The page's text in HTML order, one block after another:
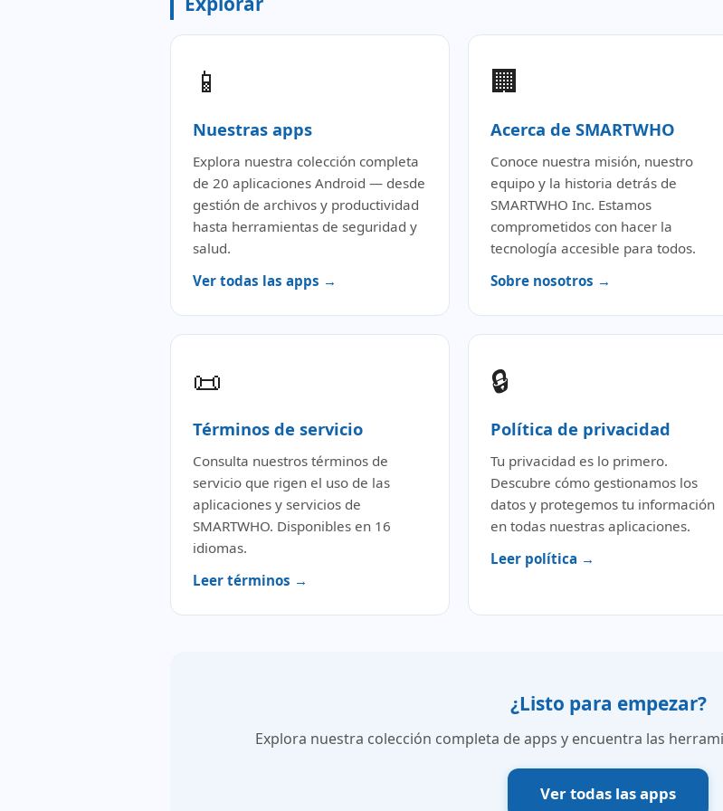
📱
Nuestras apps
Explora nuestra colección completa
de 20 aplicaciones Android — desde
gestión de archivos y productividad
hasta herramientas de seguridad y
salud.
Ver todas las apps →
🏢
Acerca de SMARTWHO
Conoce nuestra misión, nuestro
equipo y la historia detrás de
SMARTWHO Inc. Estamos
comprometidos con hacer la
tecnología accesible para todos.
Sobre nosotros →
📜
Términos de servicio
Consulta nuestros términos de
servicio que rigen el uso de las
aplicaciones y servicios de
SMARTWHO. Disponibles en 16
idiomas.
Leer términos →
🔒
Política de privacidad
Tu privacidad es lo primero.
Descubre cómo gestionamos los
datos y protegemos tu información
en todas nuestras aplicaciones.
Leer política →
¿Listo para empezar?
Explora nuestra colección completa de apps y encuentra las
Ver todas las apps